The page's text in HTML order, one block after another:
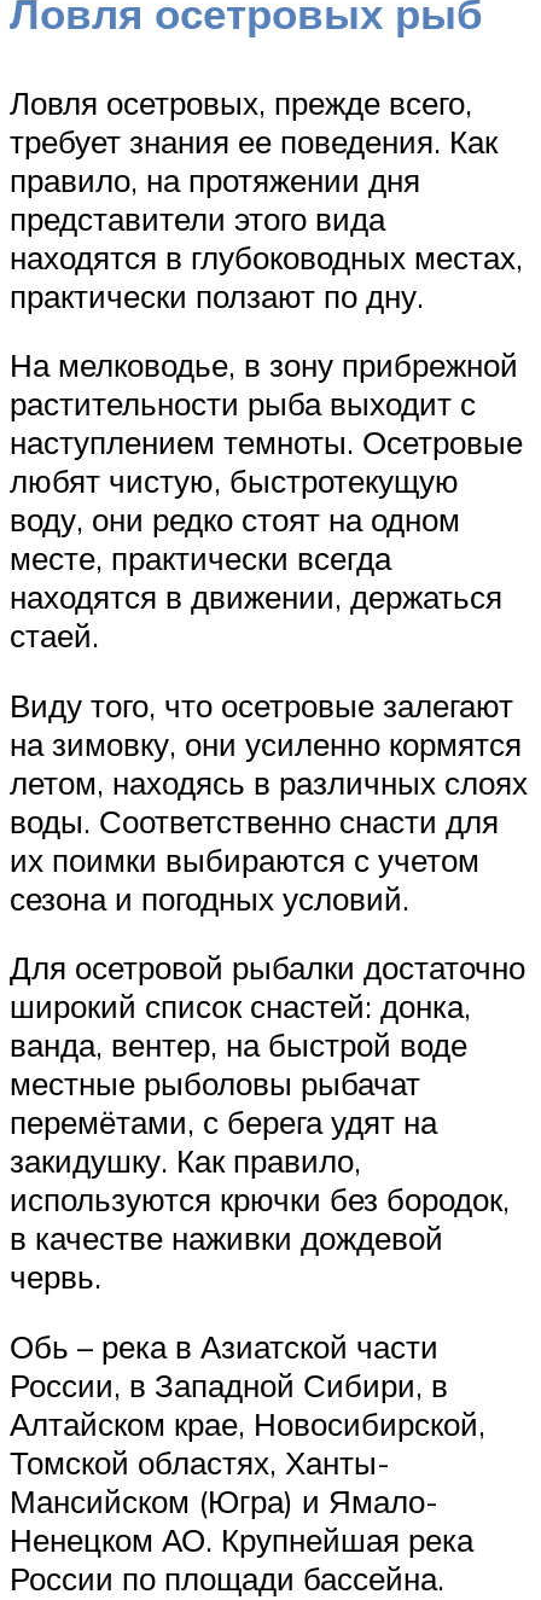
Ловля осетровых рыб
Ловля осетровых, прежде всего,
требует знания ее поведения. Как
правило, на протяжении дня
представители этого вида
находятся в глубоководных местах,
практически ползают по дну.
На мелководье, в зону прибрежной
растительности рыба выходит с
наступлением темноты. Осетровые
любят чистую, быстротекущую
воду, они редко стоят на одном
месте, практически всегда
находятся в движении, держаться
стаей.
Виду того, что осетровые залегают
на зимовку, они усиленно кормятся
летом, находясь в различных слоях
воды. Соответственно снасти для
их поимки выбираются с учетом
сезона и погодных условий.
Для осетровой рыбалки достаточно
широкий список снастей: донка,
ванда, вентер, на быстрой воде
местные рыболовы рыбачат
перемётами, с берега удят на
закидушку. Как правило,
используются крючки без бородок,
в качестве наживки дождевой
червь.
Обь – река в Азиатской части
России, в Западной Сибири, в
Алтайском крае, Новосибирской,
Томской областях, Ханты-
Мансийском (Югра) и Ямало-
Ненецком АО. Крупнейшая река
России по площади бассейна.